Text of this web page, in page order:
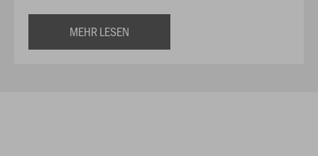
MEHR LESEN